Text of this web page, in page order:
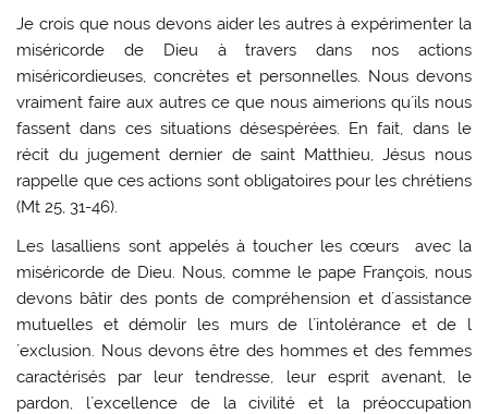
Je crois que nous devons aider les autres à expérimenter la
miséricorde de Dieu à travers dans nos actions
miséricordieuses, concrètes et personnelles. Nous devons
vraiment faire aux autres ce que nous aimerions qu´ils nous
fassent dans ces situations désespérées. En fait, dans le
récit du jugement dernier de saint Matthieu, Jésus nous
rappelle que ces actions sont obligatoires pour les chrétiens
(Mt 25, 31-46).
Les lasalliens sont appelés à toucher les cœurs avec la
miséricorde de Dieu. Nous, comme le pape François, nous
devons bâtir des ponts de compréhension et d´assistance
mutuelles et démolir les murs de l´intolérance et de l
´exclusion. Nous devons être des hommes et des femmes
caractérisés par leur tendresse, leur esprit avenant, le
pardon, l´excellence de la civilité et la préoccupation